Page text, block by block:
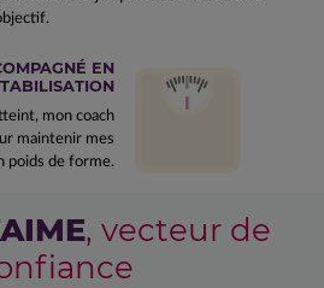
EN
mon coach
maintenir mes
poids de forme.
, vecteur de